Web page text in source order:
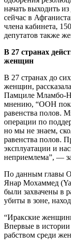
начать выходить
сейчас в
члена кабинета,
депутатов также
В 27 странах
женщин
В 27 странах до
женщин,
Памциле Мламбо-
мнению, “ООН
равенства полов.
операции по
но мы не знаем,
равенства полов.
эксплуатации и
неприемлема”, —
По данным главы
Янар Мохаммед
были захвачены в
убиты в зоне,
“Иракские
Впервые в
рабством среди